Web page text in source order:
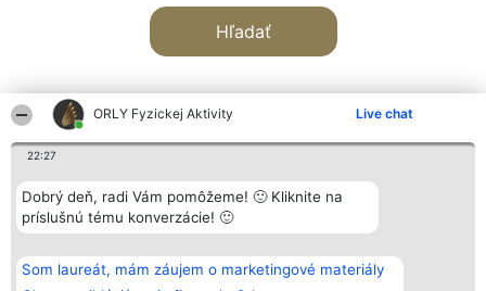
ORLY Fyzickej Aktivity Live chat
22:27
Dobrý deň, radi Vám pomôžeme! 🙂 Kliknite na
príslušnú tému konverzácie! 🙂
Som laureát, mám záujem o marketingové materiály
Hľadať
Organizátor hodnotenia
Bright Side Solutions sp. z o.
o. sp. k.
Wrocław 50-079
KRS 0000749100 | Regon
381313360 | NIP 8943132676
Hodnotenie
Laureáti
Lista
Laureatów
Podmienky
Obchodné
Kontakt
Kontakt